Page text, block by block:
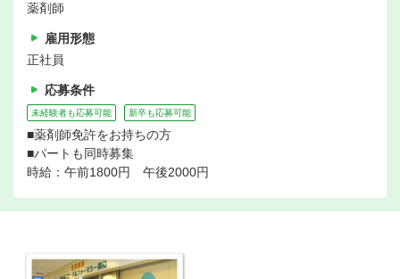
薬剤師
雇用形態
正社員
応募条件
未経験者も応募可能 新卒も応募可能
■薬剤師免許をお持ちの方
■パートも同時募集
時給：午前1800円 午後2000円